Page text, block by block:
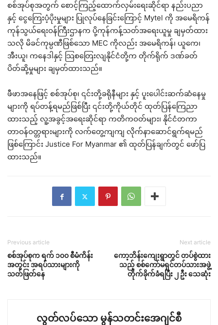
စစ်အုပ်စုအတွက် စောင့်ကြည့်ထောက်လှမ်းရေးဆိုင်ရာ နည်းပညာ
နှင့် ငွေကြေးပံ့ပိုးမှုများ ပြုလုပ်နေခြင်းကြောင့် Mytel ကို အမေရိကန်
ကုန်သွယ်ရေးဝန်ကြီးဌာနက ပို့ကုန်ကန့်သတ်အရေးယူမှု ချမှတ်ထား
သလို မိခင်ကုမ္ပဏီဖြစ်သော MEC ကိုလည်း အမေရိကန်၊ ယူကေ၊
အီးယူ၊ ကနေဒါနှင့် သြစတြေးလျနိုင်ငံတို့က တိုက်ရိုက် ဒဏ်ခတ်
ပိတ်ဆို့မှုများ ချမှတ်ထားသည်။
ဖီဖာအနေဖြင့် စစ်အုပ်စု၊ ၎င်းတို့ခရိုနီများ နှင့် ပူးပေါင်းဆက်ဆံနေမှု
များကို ရပ်တန့်ရမည်ဖြစ်ပြီး ၎င်းတို့ကိုယ်တိုင် ထုတ်ပြန်ကြေညာ
ထားသည့် လူ့အခွင့်အရေးဆိုင်ရာ ကတိကဝတ်များ၊ နိုင်ငံတကာ
တာဝန်ဝတ္တရားများကို လက်တွေ့ကျကျ လိုက်နာဆောင်ရွက်ရမည်
ဖြစ်ကြောင်း Justice For Myanmar ၏ ထုတ်ပြန်ချက်တွင် ဖော်ပြ
ထားသည်။
Previous article
စစ်အုပ်စုက ရက် ၁၀၀ စီမံကိန်း
အတွင်း အရပ်သားများကို
သတ်ဖြတ်နေ
Next article
ကော့ဘိန်းကျေးရွာတွင် တပ်စွဲထား
သည့် စစ်ကော်မရှင်တပ်သားအဖွဲ့
တိုက်ခိုက်ခံရပြီး ၂ ဦး သေဆုံး
လွတ်လပ်သော မွန်သတင်းအေဂျင်စီ